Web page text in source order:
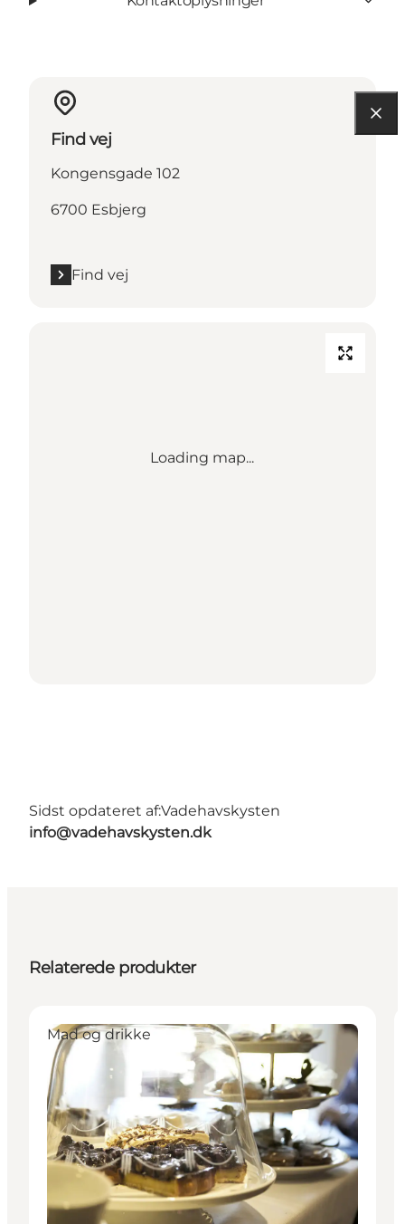
Find vej
Kongensgade 102
6700 Esbjerg
Find vej
Loading map...
Sidst opdateret af:Vadehavskysten
info@vadehavskysten.dk
Relaterede produkter
Mad og drikke